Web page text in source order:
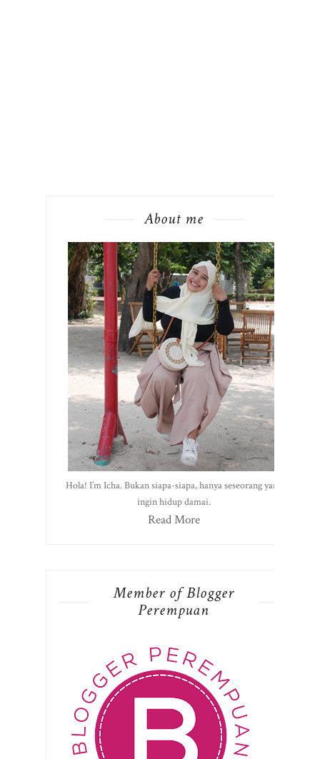
About me
Hola! I’m Icha. Bukan siapa-siapa, hanya seseorang yang
ingin hidup damai.
Read More
Member of Blogger
Perempuan